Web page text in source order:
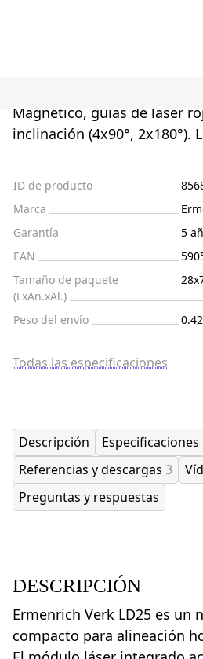
Magnético, guías de láser
inclinación (4x90°, 2x180°).
ID de producto
Marca
Garantía
5
EAN
Tamaño de paquete
(LxAn.xAl.)
Peso del envío
Todas las especificaciones
Descripción
Especificaciones
Referencias y descargas 3
Preguntas y respuestas
DESCRIPCIÓN
Ermenrich Verk LD25 es un
compacto para alineación